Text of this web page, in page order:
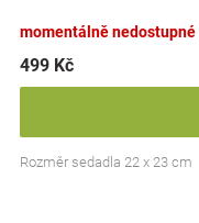
momentálně nedostupné
499 Kč
Rozměr sedadla 22 x 23 cm